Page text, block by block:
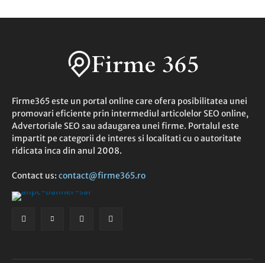
Firme365 este un portal online care ofera posibilitatea unei
promovari eficiente prin intermediul articolelor SEO online,
Advertoriale SEO sau adaugarea unei firme. Portalul este
impartit pe categorii de interes si localitati cu o autoritate
ridicata inca din anul 2008.
Contact us: contact@firme365.ro